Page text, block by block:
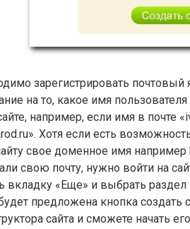
зарегистрировать почтовый
на то, какое имя
например, если имя в почте
Хотя если есть
свое доменное имя
свою почту, нужно войти на
вкладку «Еще» и выбрать
предложена кнопка создать
сайта и сможете начать